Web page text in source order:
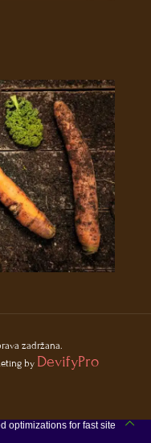
zadržana.
by DevifyPro